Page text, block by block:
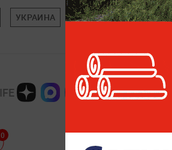
УКРАИНА МИРОВАЯ ПОЛИТИКА
0